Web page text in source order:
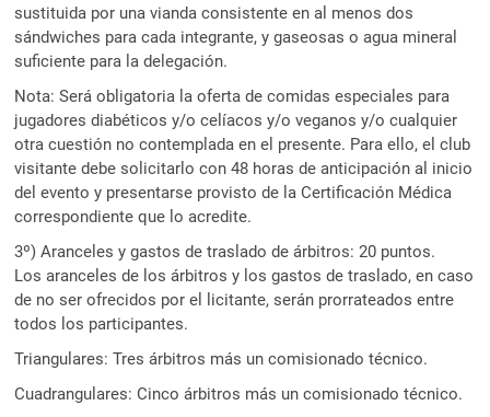
sustituida por una vianda consistente en al menos dos
sándwiches para cada integrante, y gaseosas o agua mineral
suficiente para la delegación.
Nota: Será obligatoria la oferta de comidas especiales para
jugadores diabéticos y/o celíacos y/o veganos y/o cualquier
otra cuestión no contemplada en el presente. Para ello, el club
visitante debe solicitarlo con 48 horas de anticipación al inicio
del evento y presentarse provisto de la Certificación Médica
correspondiente que lo acredite.
3º) Aranceles y gastos de traslado de árbitros: 20 puntos.
Los aranceles de los árbitros y los gastos de traslado, en caso
de no ser ofrecidos por el licitante, serán prorrateados entre
todos los participantes.
Triangulares: Tres árbitros más un comisionado técnico.
Cuadrangulares: Cinco árbitros más un comisionado técnico.